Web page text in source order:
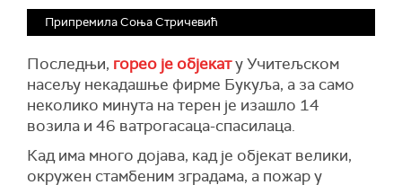
Припремила Соња Стричевић
Последњи, горео је објекату Учитељском
насељу некадашње фирме Букуља, а за само
неколико минута на терен је изашло 14
возила и 46 ватрогасаца-спасилаца.
Кад има много дојава, кад је објекат велики,
окружен стамбеним зградама, а пожар у